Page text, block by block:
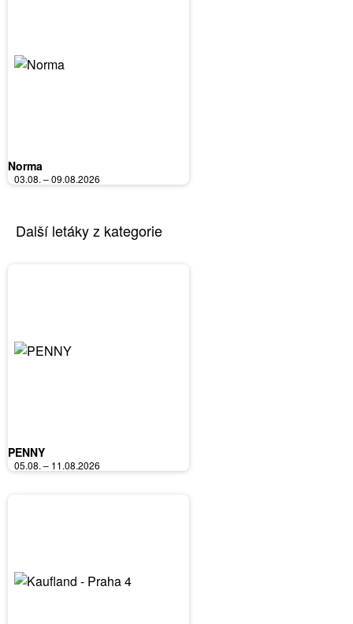
Norma
03.08. – 09.08.2026
Další letáky z kategorie
PENNY
05.08. – 11.08.2026